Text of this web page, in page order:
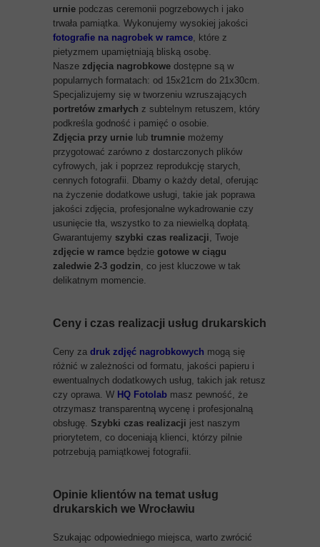
urnie podczas ceremonii pogrzebowych i jako
trwała pamiątka. Wykonujemy wysokiej jakości
fotografie na nagrobek w ramce, które z
pietyzmem upamiętniają bliską osobę.
Nasze zdjęcia nagrobkowe dostępne są w
popularnych formatach: od 15x21cm do 21x30cm.
Specjalizujemy się w tworzeniu wzruszających
portretów zmarłych z subtelnym retuszem, który
podkreśla godność i pamięć o osobie.
Zdjęcia przy urnie lub trumnie możemy
przygotować zarówno z dostarczonych plików
cyfrowych, jak i poprzez reprodukcję starych,
cennych fotografii. Dbamy o każdy detal, oferując
na życzenie dodatkowe usługi, takie jak poprawa
jakości zdjęcia, profesjonalne wykadrowanie czy
usunięcie tła, wszystko to za niewielką dopłatą.
Gwarantujemy szybki czas realizacji, Twoje
zdjęcie w ramce będzie gotowe w ciągu
zaledwie 2-3 godzin, co jest kluczowe w tak
delikatnym momencie.
Ceny i czas realizacji usług drukarskich
Ceny za druk zdjęć nagrobkowych mogą się
różnić w zależności od formatu, jakości papieru i
ewentualnych dodatkowych usług, takich jak retusz
czy oprawa. W HQ Fotolab masz pewność, że
otrzymasz transparentną wycenę i profesjonalną
obsługę. Szybki czas realizacji jest naszym
priorytetem, co doceniają klienci, którzy pilnie
potrzebują pamiątkowej fotografii.
Opinie klientów na temat usług
drukarskich we Wrocławiu
Szukając odpowiedniego miejsca, warto zwrócić